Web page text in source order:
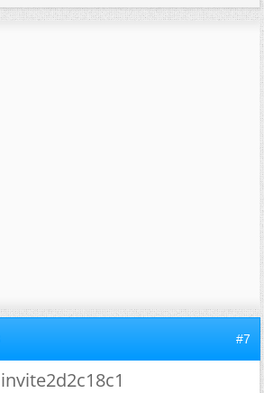
#7
invite2d2c18c1